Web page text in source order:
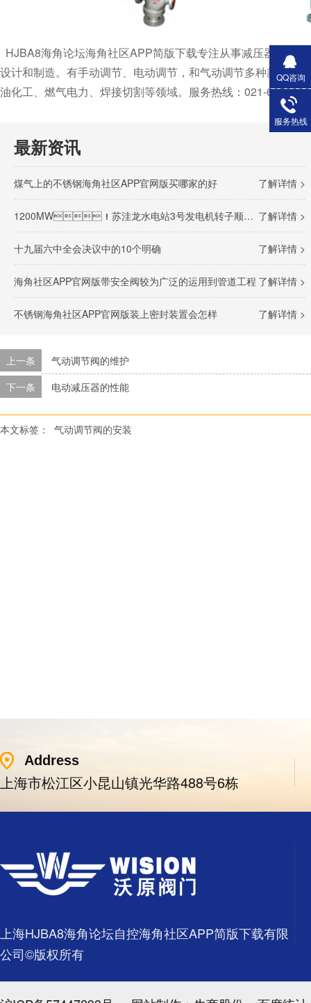
HJBA8海角论坛海角社区APP简版下载专注从事减压器、海角
设计和制造。有手动调节、电动调节，和气动调节多种款式可供
油化工、燃气电力、焊接切割等领域。服务热线：021-
最新资讯
了解详情 >
煤气上的不锈钢海角社区APP官网版买哪家的好
了解详情 >
1200MW！苏洼龙水电站3号发电机转子顺利完成吊装
了解详情 >
十九届六中全会决议中的10个明确
了解详情 >
海角社区APP官网版带安全阀较为广泛的运用到管道工程
了解详情 >
不锈钢海角社区APP官网版装上密封装置会怎样
上一条
气动调节阀的维护
下一条
电动减压器的性能
本文标签： 气动调节阀的安装
Address
上海市松江区小昆山镇光华路488号6栋
上海HJBA8海角论坛自控海角社区APP简版下载有限
公司©版权所有
QQ咨询
服务热线